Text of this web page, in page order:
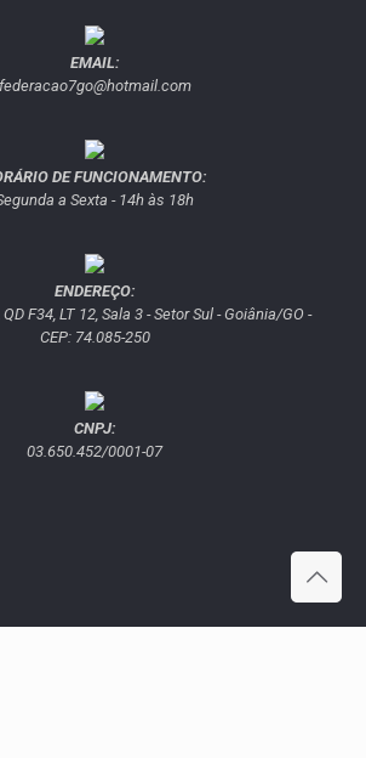
EMAIL:
federacao7go@hotmail.com
DE FUNCIONAMENTO:
a Sexta - 14h às 18h
ENDEREÇO:
F34, LT 12, Sala 3 - Setor Sul - Goiânia/GO -
CEP: 74.085-250
CNPJ:
03.650.452/0001-07